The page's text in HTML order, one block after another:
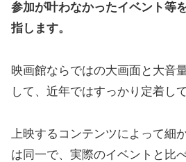
参加が叶わなかったイベント等
指します。
映画館ならではの大画面と大音
して、近年ではすっかり定着し
上映するコンテンツによって細
は同一で、実際のイベントと比